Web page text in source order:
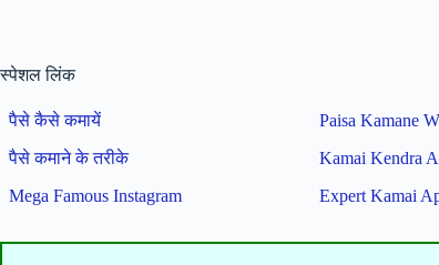
स्पेशल लिंक
पैसे कैसे कमायें Paisa Kamane
पैसे कमाने के तरीके
Kamai Kendra
Mega Famous Instagram
Expert Kamai